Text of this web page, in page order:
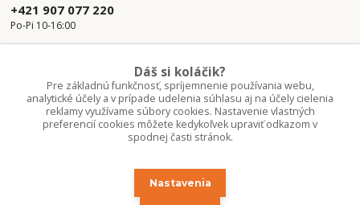
+421 907 077 220
Po-Pi 10-16:00
Upravit sběr cookies.
Dáš si koláčik?
Pre základnú funkčnosť, spríjemnenie používania webu,
analytické účely a v prípade udelenia súhlasu aj na účely cielenia
reklamy využívame súbory cookies. Nastavenie vlastných
preferencií cookies môžete kedykoľvek upraviť odkazom v
spodnej časti stránok.
Nastavenia